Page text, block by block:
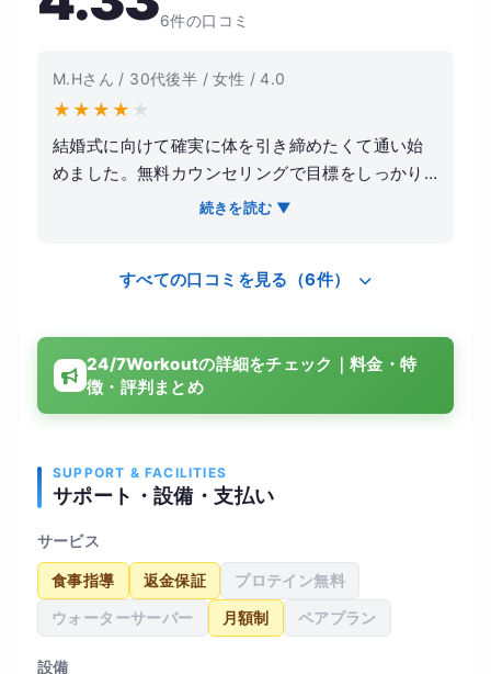
6件の口コミ
M.Hさん / 30代後半 / 女性 / 4.0
★ ★ ★ ★ ★
結婚式に向けて確実に体を引き締めたくて通い始
めました。無料カウンセリングで目標をしっかり
ヒアリングしてもらい、無理のない食事管理とト
コミュニケーションも良く続けやすかったです。
中で悩むことが少なかったです。2ヶ月で体重と体
脂肪率が減り、生活習慣も見直せました。ウェア
やタオルなど無料レンタルが充実していて通いや
すい反面、料金は地域平均よりやや高めに感じま
す。
続きを読む ▼
すべての口コミを見る（6件）
24/7Workoutの詳細をチェック｜料金・特
徴・評判まとめ
SUPPORT & FACILITIES
サポート・設備・支払い
サービス
食事指導 返金保証 プロテイン無料
ウォーターサーバー 月額制 ペアプラン
設備